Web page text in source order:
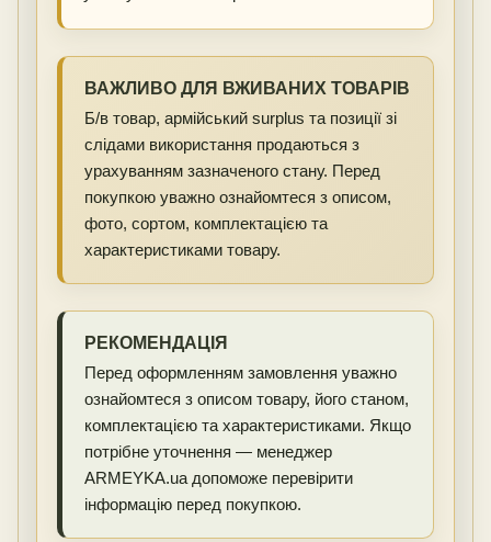
ВАЖЛИВО ДЛЯ ВЖИВАНИХ ТОВАРІВ
Б/в товар, армійський surplus та позиції зі
слідами використання продаються з
урахуванням зазначеного стану. Перед
покупкою уважно ознайомтеся з описом,
фото, сортом, комплектацією та
характеристиками товару.
РЕКОМЕНДАЦІЯ
Перед оформленням замовлення уважно
ознайомтеся з описом товару, його станом,
комплектацією та характеристиками. Якщо
потрібне уточнення — менеджер
ARMEYKA.ua допоможе перевірити
інформацію перед покупкою.